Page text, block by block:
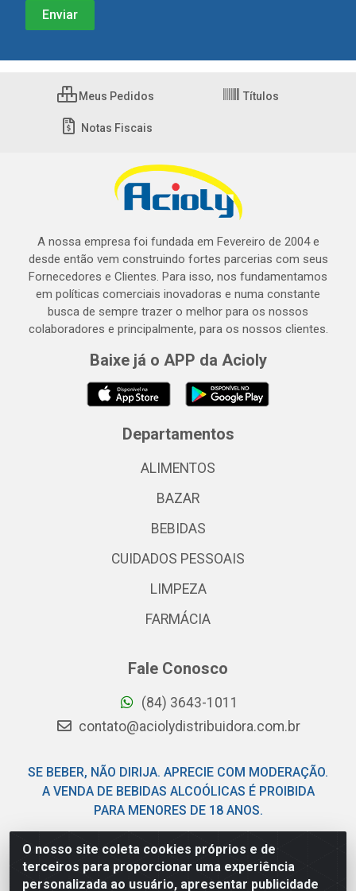
O nosso site coleta cookies próprios e de
terceiros para proporcionar uma experiência
personalizada ao usuário, apresentar publicidade
Meus Pedidos Títulos
Notas Fiscais
A nossa empresa foi fundada em Fevereiro de 2004 e
desde então vem construindo fortes parcerias com seus
Fornecedores e Clientes. Para isso, nos fundamentamos
em políticas comerciais inovadoras e numa constante
busca de sempre trazer o melhor para os nossos
colaboradores e principalmente, para os nossos clientes.
Baixe já o APP da Acioly
Departamentos
ALIMENTOS
BAZAR
BEBIDAS
CUIDADOS PESSOAIS
LIMPEZA
FARMÁCIA
Fale Conosco
(84) 3643-1011
contato@aciolydistribuidora.com.br
SE BEBER, NÃO DIRIJA. APRECIE COM MODERAÇÃO.
A VENDA DE BEBIDAS ALCOÓLICAS É PROIBIDA
PARA MENORES DE 18 ANOS.
Acioly Distribuidora - Av Piloto Pereira Tim - Parque de
Exposições - Parnamirim/RN - CEP 59146-480 - CNPJ